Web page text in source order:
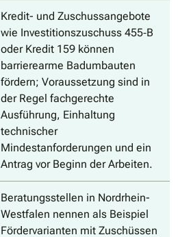
Kredit- und Zuschussangebote
wie Investitionszuschuss 455‑B
oder Kredit 159 können
barrierearme Badumbauten
fördern; Voraussetzung sind in
der Regel fachgerechte
Ausführung, Einhaltung
technischer
Mindestanforderungen und ein
Antrag vor Beginn der Arbeiten.
Beratungsstellen in Nordrhein-
Westfalen nennen als Beispiel
Fördervarianten mit Zuschüssen